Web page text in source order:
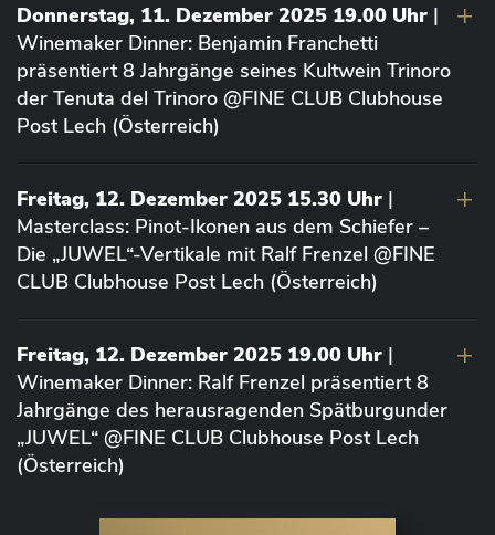
Donnerstag, 11. Dezember 2025 19.00 Uhr |
Winemaker Dinner: Benjamin Franchetti
präsentiert 8 Jahrgänge seines Kultwein Trinoro
der Tenuta del Trinoro @FINE CLUB Clubhouse
Post Lech (Österreich)
Freitag, 12. Dezember 2025 15.30 Uhr |
Masterclass: Pinot-Ikonen aus dem Schiefer –
Die „JUWEL“-Vertikale mit Ralf Frenzel @FINE
CLUB Clubhouse Post Lech (Österreich)
Freitag, 12. Dezember 2025 19.00 Uhr |
Winemaker Dinner: Ralf Frenzel präsentiert 8
Jahrgänge des herausragenden Spätburgunder
„JUWEL“ @FINE CLUB Clubhouse Post Lech
(Österreich)